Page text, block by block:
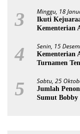
3 Minggu, 18
Ikuti
Kementerian
4 Senin, 15
Kementerian
Turnamen
5 Sabtu, 25
Jumlah
Sumut